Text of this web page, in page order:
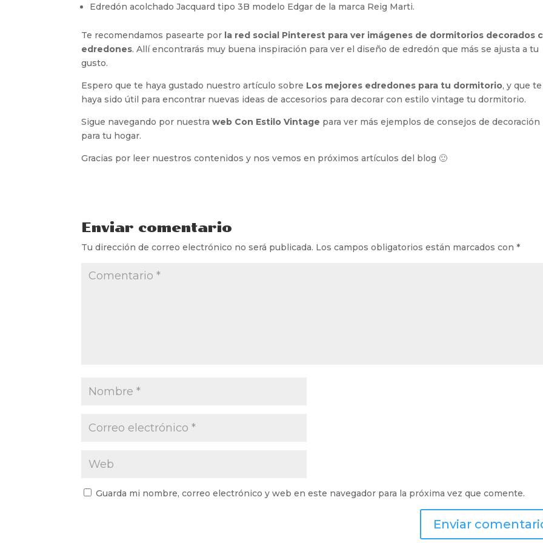
Edredón acolchado Jacquard tipo 3B modelo Edgar de la marca Reig Marti.
Te recomendamos pasearte por la red social Pinterest para ver imágenes de dormitorios decorados
edredones. Allí encontrarás muy buena inspiración para ver el diseño de edredón que más se ajusta a tu
gusto.
Espero que te haya gustado nuestro artículo sobre Los mejores edredones para tu dormitorio, y que te
haya sido útil para encontrar nuevas ideas de accesorios para decorar con estilo vintage tu dormitorio.
Sigue navegando por nuestraweb Con Estilo Vintage para ver más ejemplos de consejos de decoración
para tu hogar.
Gracias por leer nuestros contenidos y nos vemos en próximos artículos del blog 🙂
Enviar comentario
Tu dirección de correo electrónico no será publicada. Los campos obligatorios están marcados con*
Guarda mi nombre, correo electrónico y web en este navegador para la próxima vez que comente.